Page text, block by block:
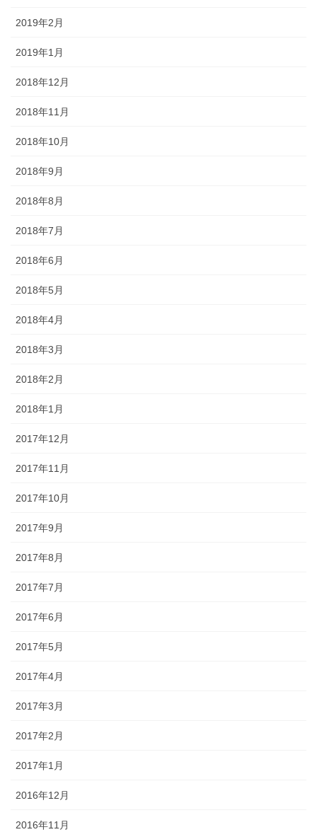
2019年2月
2019年1月
2018年12月
2018年11月
2018年10月
2018年9月
2018年8月
2018年7月
2018年6月
2018年5月
2018年4月
2018年3月
2018年2月
2018年1月
2017年12月
2017年11月
2017年10月
2017年9月
2017年8月
2017年7月
2017年6月
2017年5月
2017年4月
2017年3月
2017年2月
2017年1月
2016年12月
2016年11月